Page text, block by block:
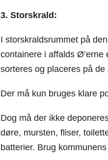
3. Storskrald:
I storskraldsrummet på
containere i affalds Ø’erne
sorteres og placeres på
Der må kun bruges klare
Dog må der ikke
døre, mursten, fliser,
batterier. Brug